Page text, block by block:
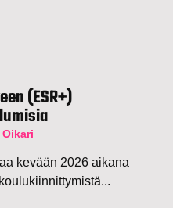
(ESR+)
kevään 2026 aikana